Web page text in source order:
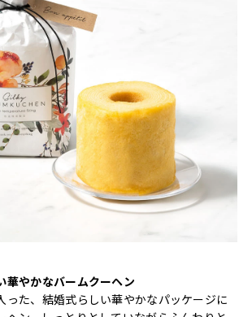
華やかなバームクーヘン
った、結婚式らしい華やかなパッケージに